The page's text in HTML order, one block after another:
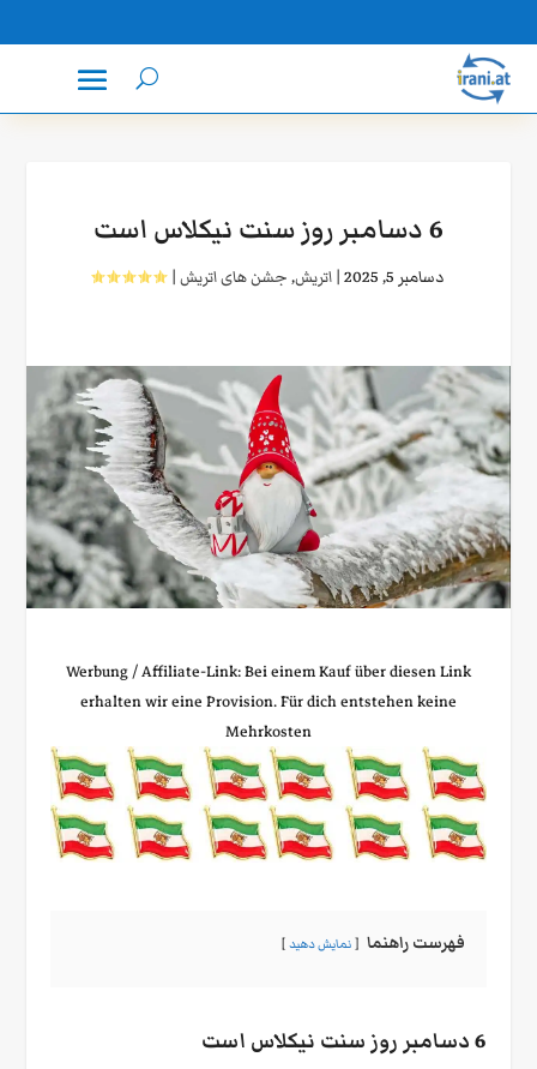
6 دسامبر روز سنت نیکلاس است
دسامبر 5, 2025 |اتریش,جشن های اتریش|
Werbung / Affiliate‑Link: Bei einem Kauf über diesen Link
erhalten wir eine Provision. Für dich entstehen keine
Mehrkosten
فهرست راهنما نمایش دهید
6 دسامبر روز سنت نیکلاس است